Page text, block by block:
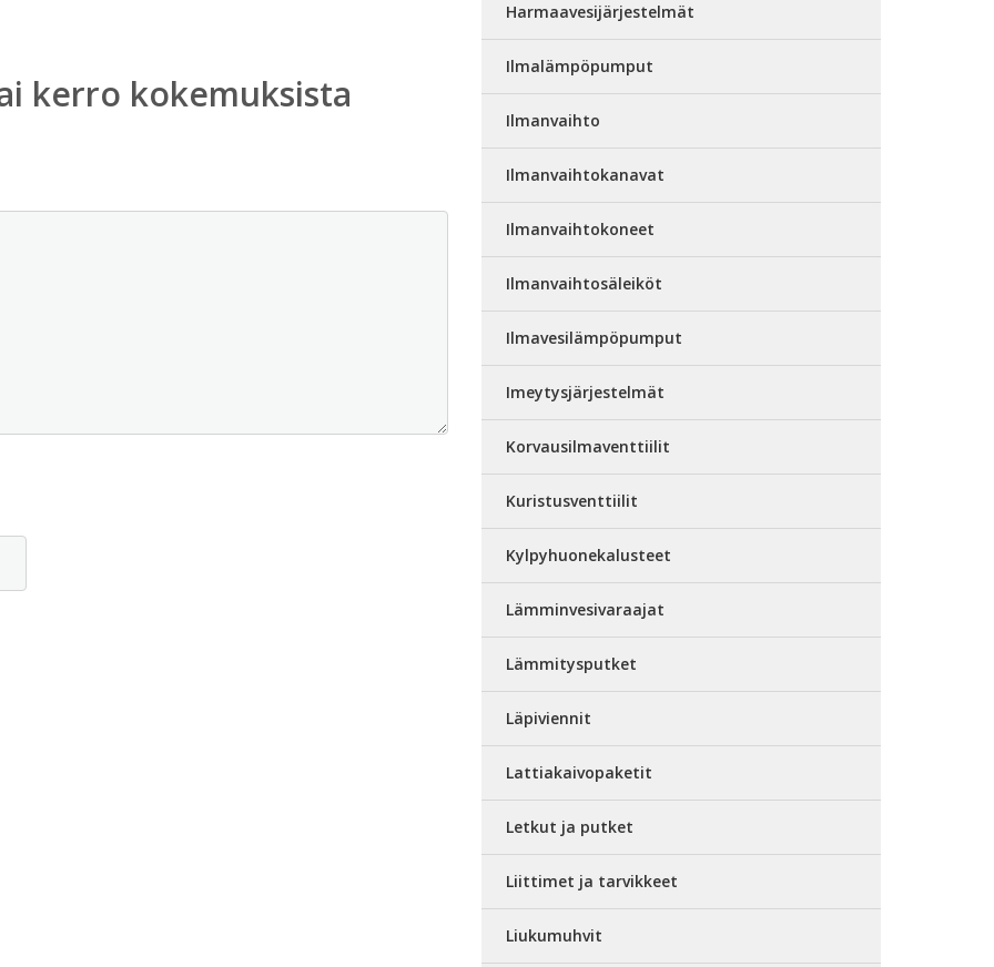
kerro kokemuksista
Harmaavesijärjestelmät
Ilmalämpöpumput
Ilmanvaihto
Ilmanvaihtokanavat
Ilmanvaihtokoneet
Ilmanvaihtosäleiköt
Ilmavesilämpöpumput
Imeytysjärjestelmät
Korvausilmaventtiilit
Kuristusventtiilit
Kylpyhuonekalusteet
Lämminvesivaraajat
Lämmitysputket
Läpiviennit
Lattiakaivopaketit
Letkut ja putket
Liittimet ja tarvikkeet
Liukumuhvit